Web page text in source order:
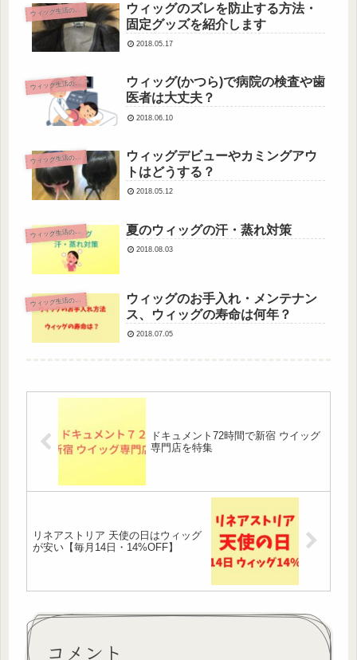
ウ
ィッグ生活のヒント
ウィッグのズレを防止する方法・
固定グッズを紹介します
2018.05.17
ウ
ィッグ生活のヒント
ウィッグ(かつら)で病院の検査や歯
医者は大丈夫？
2018.06.10
ウ
ィッグ生活のヒント
ウィッグデビューやカミングアウ
トはどうする？
2018.05.12
ウ
ィッグ生活のヒント 夏のウィッグの汗・蒸れ対策
2018.08.03
ウ
ィッグ生活のヒント
ウィッグのお手入れ・メンテナン
ス、ウィッグの寿命は何年？
2018.07.05
ドキュメント72時間で新宿 ウイッグ
専門店を特集
リネアストリア 天使の日はウィッグ
が安い【毎月14日・14%OFF】
コメント